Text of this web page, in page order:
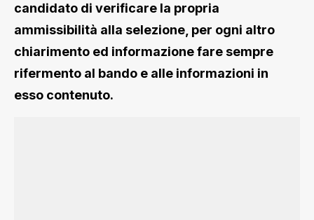
candidato di verificare la propria
ammissibilità alla selezione, per ogni altro
chiarimento ed informazione fare sempre
rifermento al bando e alle informazioni in
esso contenuto.